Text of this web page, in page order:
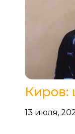
Киров:
13 июля,